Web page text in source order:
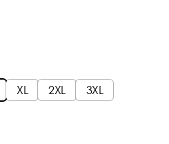
XL 2XL
3XL